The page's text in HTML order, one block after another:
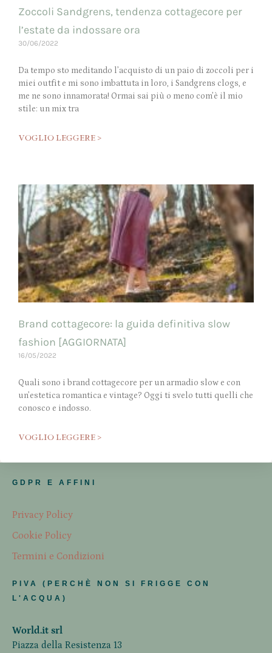
Zoccoli Sandgrens, tendenza cottagecore per
l’estate da indossare ora
30/06/2022
Da tempo sto meditando l’acquisto di un paio di zoccoli per i
miei outfit e mi sono imbattuta in loro, i Sandgrens clogs, e
me ne sono innamorata! Ormai sai più o meno com’è il mio
stile: un mix tra
VOGLIO LEGGERE >
Brand cottagecore: la guida definitiva slow
fashion [AGGIORNATA]
16/05/2022
Quali sono i brand cottagecore per un armadio slow e con
un’estetica romantica e vintage? Oggi ti svelo tutti quelli che
conosco e indosso.
VOGLIO LEGGERE >
GDPR E AFFINI
Privacy Policy
Cookie Policy
Termini e Condizioni
PIVA (PERCHÈ NON SI FRIGGE CON
L'ACQUA)
World.it srl
Piazza della Resistenza 13